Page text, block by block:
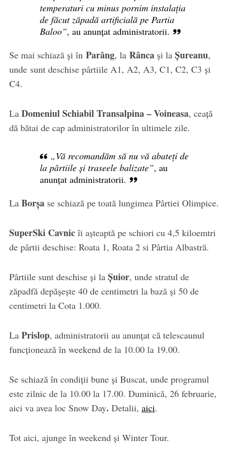
temperaturi cu minus pornim instalația
de făcut zăpadă artificială pe Partia
Baloo”, au anunțat administratorii.
Se mai schiază și în Parâng, la Râncași la Șureanu,
unde sunt deschise pârtiile A1, A2, A3, C1, C2, C3 și
C4.
La Domeniul Schiabil Transalpina – Voineasa, ceață
dă bătai de cap administratorilor în ultimele zile.
„Vă recomandăm să nu vă abateți de
la pârtiile și traseele balizate”, au
anunțat administratorii.
La Borșase schiază pe toată lungimea Pârtiei Olimpice.
SuperSki Cavnicîi așteaptă pe schiori cu 4,5 kiloemtri
de pârtii deschise: Roata 1, Roata 2 si Pârtia Albastră.
Pârtiile sunt deschise și la Șuior, unde stratul de
zăpadfă depășește 40 de centimetri la bază și 50 de
centimetri la Cota 1.000.
La Prislop, administratorii au anunțat că telescaunul
funcționează în weekend de la 10.00 la 19.00.
Se schiază în condiții bune și Buscat, unde programul
este zilnic de la 10.00 la 17.00. Duminică, 26 februarie,
aici va avea loc Snow Day. Detalii, aici.
Tot aici, ajunge în weekend și Winter Tour.